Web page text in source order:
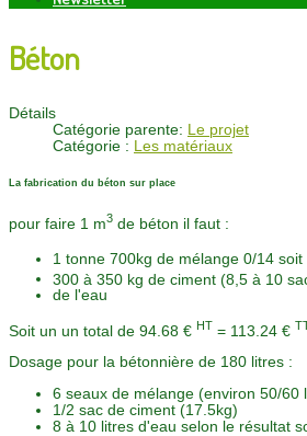
Béton
Détails
Catégorie parente: Le projet
Catégorie : Les matériaux
La fabrication du béton sur place
pour faire 1 m3 de béton il faut :
1 tonne 700kg de mélange 0/14 soit
300 à 350 kg de ciment (8,5 à 10
de l'eau
Soit un un total de 94.68 € HT = 113.24 €
Dosage pour la bétonnière de 180 litres :
6 seaux de mélange (environ 50/60
1/2 sac de ciment (17.5kg)
8 à 10 litres d'eau selon le résultat